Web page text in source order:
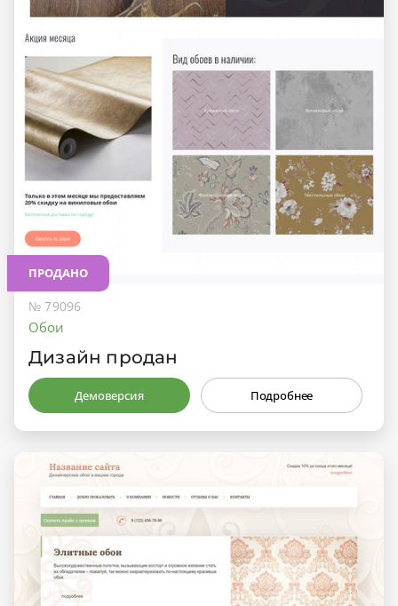
ПРОДАНО
№ 79096
Обои
Дизайн продан
Демоверсия Подробнее